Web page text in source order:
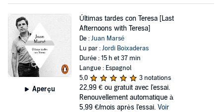
Aperçu
Últimas tardes con Teresa [Last
Afternoons with Teresa]
De :Juan Marsé
Lu par :Jordi Boixaderas
Durée : 15 h et 37 min
Langue : Espagnol
5,0
3 notations
22,99 € ou gratuit avec l'essai.
Renouvellement automatique à
5,99 €/mois après l'essai. Voir